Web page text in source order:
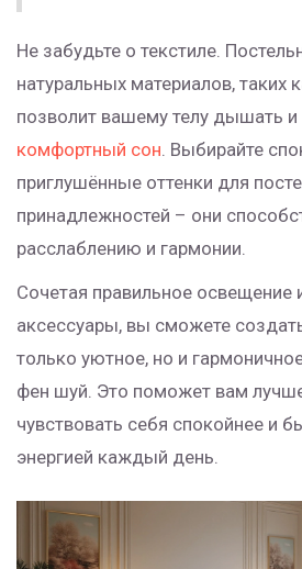
Не забудьте о текстиле.
натуральных материалов, таких
позволит вашему телу дышать и
комфортный сон. Выбирайте
приглушённые оттенки для
принадлежностей – они
расслаблению и гармонии.
Сочетая правильное освещение
аксессуары, вы сможете
только уютное, но и
фен шуй. Это поможет вам
чувствовать себя спокойнее и
энергией каждый день.